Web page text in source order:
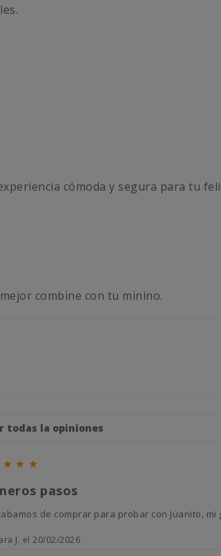
cómoda y segura para tu
combine con tu minino.
  
pasos
de comprar para probar con Juanito,
J. el 20/02/2026